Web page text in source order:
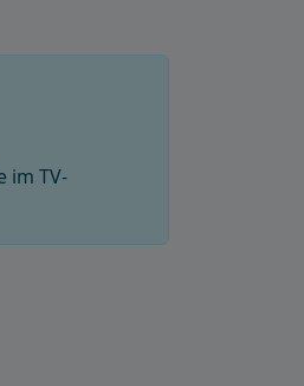
im TV-